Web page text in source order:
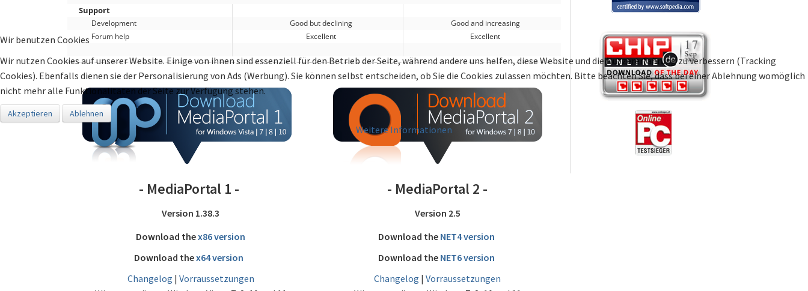
Support
Development Good but declining
Good and increasing
Forum help
Excellent Excellent
- MediaPortal 1 -
Version 1.38.3
Download thex86 version
Download thex64 version
Changelog | Vorraussetzungen
- MediaPortal 2 -
Version 2.5
Download the NET4 version
Download the NET6 version
Changelog |Vorraussetzungen
Wir benutzen Cookies
Wir nutzen Cookies auf unserer Website. Einige von ihnen sind essenziell für den Betrieb der Seite, während andere uns helfen, diese Website und die Nutzererfahrung zu verbessern (Tracking
Cookies). Ebenfalls dienen sie der Personalisierung von Ads (Werbung). Sie können selbst entscheiden, ob Sie die Cookies zulassen möchten. Bitte beachten Sie, dass bei einer Ablehnung womöglich
nicht mehr alle Funktionalitäten der Seite zur Verfügung stehen.
Akzeptieren Ablehnen
Weitere Informationen